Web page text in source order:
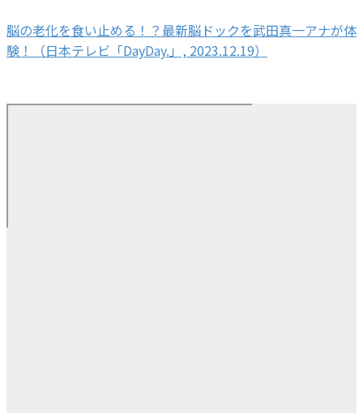
脳の老化を食い止める！？最新脳ドックを武田真一アナが体
験！（日本テレビ「DayDay.」, 2023.12.19）